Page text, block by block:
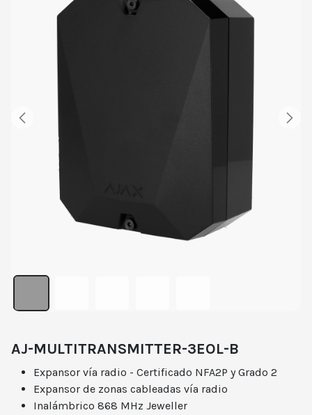
AJ-MULTITRANSMITTER-3EOL-B
Expansor vía radio - Certificado NFA2P y Grado 2
Expansor de zonas cableadas vía radio
Inalámbrico 868 MHz Jeweller